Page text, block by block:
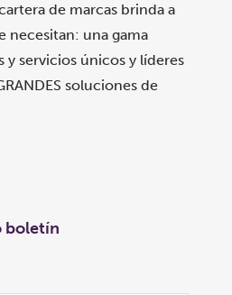
de marcas brinda a
necesitan: una gama
servicios únicos y líderes
soluciones de
boletín